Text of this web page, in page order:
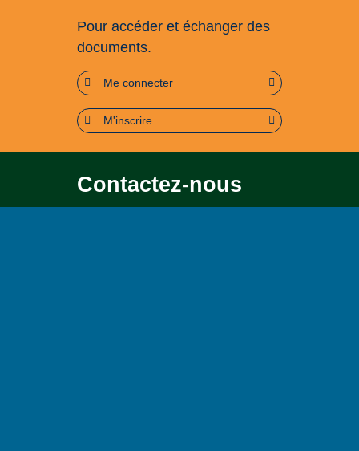
Pour accéder et échanger des
documents.
Me connecter
M'inscrire
Contactez-nous